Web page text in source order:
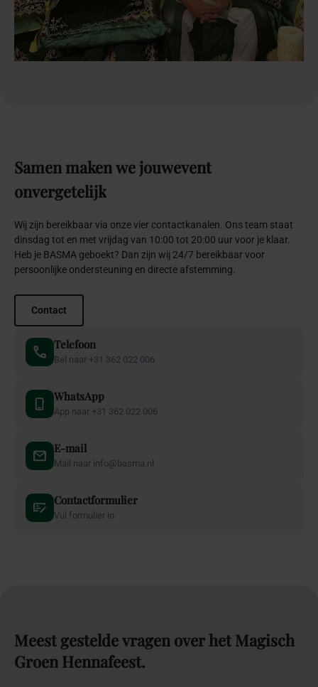
Samen makenwejouwevent
onvergetelijk
Wij zijn bereikbaar via onze vier contactkanalen. Ons team staat
dinsdag tot en met vrijdag van 10:00 tot 20:00 uur voor je klaar.
Heb je BASMA geboekt? Dan zijn wij 24/7 bereikbaar voor
persoonlijke ondersteuning en directe afstemming.
Contact
Telefoon
Bel naar +31 362 022 006
WhatsApp
App naar +31 362 022 006
E-mail
Mail naar info@basma.nl
Contactformulier
Vul formulier in
Meest gesteldevragen overhet Magisch
Groen Hennafeest.